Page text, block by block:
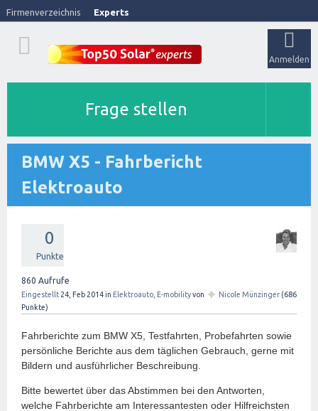
Firmenverzeichnis Experts
Anmelden
Frage stellen
BMW X5 - Fahrbericht
Elektroauto
0
Punkte
860 Aufrufe
Eingestellt 24, Feb 2014in Elektroauto, E-mobilityvon ✦ Nicole Münzinger (686
Punkte)
Fahrberichte zum BMW X5, Testfahrten, Probefahrten sowie
persönliche Berichte aus dem täglichen Gebrauch, gerne mit
Bildern und ausführlicher Beschreibung.
Bitte bewertet über das Abstimmen bei den Antworten,
welche Fahrberichte am Interessantesten oder Hilfreichsten